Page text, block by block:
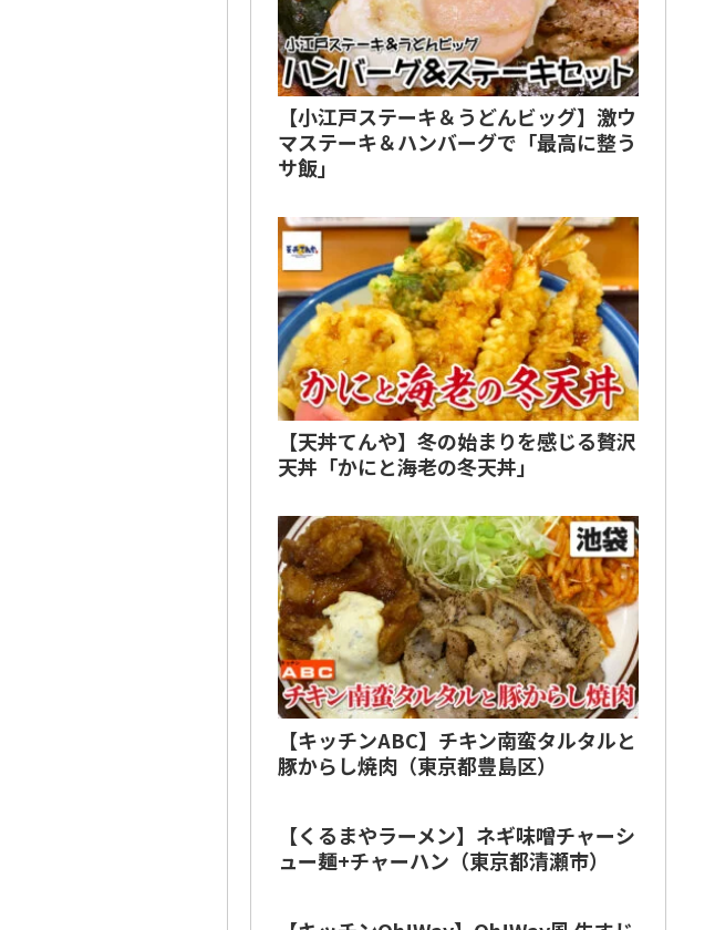
【小江戸ステーキ＆うどんビッグ】激ウ
マステーキ＆ハンバーグで「最高に整う
サ飯」
【天丼てんや】冬の始まりを感じる贅沢
天丼「かにと海老の冬天丼」
【キッチンABC】チキン南蛮タルタルと
豚からし焼肉（東京都豊島区）
【くるまやラーメン】ネギ味噌チャーシ
ュー麺+チャーハン（東京都清瀬市）